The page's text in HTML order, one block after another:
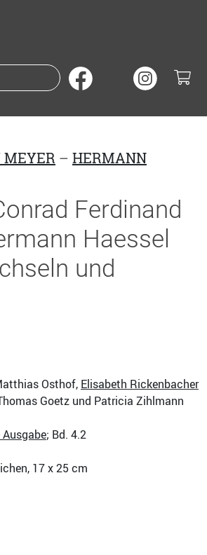
Suche nach Büchern oder
MEYER – HERMANN
Ferdinand
Haessel
und
Osthof, Elisabeth Rickenbacher
Goetz und Patricia Zihlmann
; Bd. 4.2
17 x 25 cm